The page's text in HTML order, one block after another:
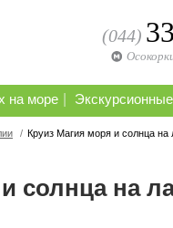
(044)
на море
/ Круиз Магия моря и солнца на
солнца на